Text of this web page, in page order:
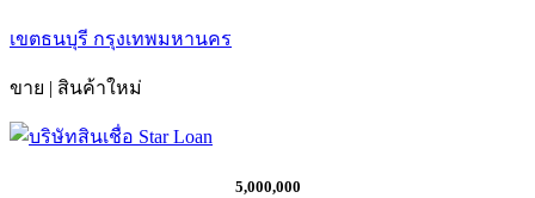
เขตธนบุรี กรุงเทพมหานคร
ขาย | สินค้าใหม่
5,000,000